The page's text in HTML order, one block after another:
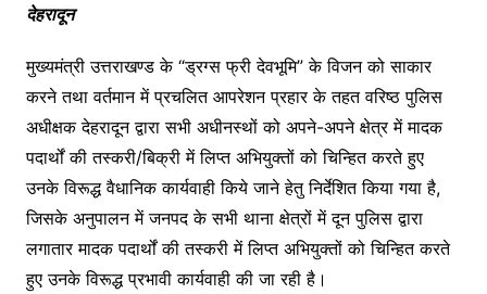
c
e
b
o
o
k
er l
s
A
p
p
s
e
n
g
er
gr
a
m
e
देहरादून
मुख्यमंत्री उत्तराखण्ड के “ड्रग्स फ्री देवभूमि” के विजन को साकार
करने तथा वर्तमान में प्रचलित आपरेशन प्रहार के तहत वरिष्ठ पुलिस
अधीक्षक देहरादून द्वारा सभी अधीनस्थों को अपने-अपने क्षेत्र में मादक
पदार्थों की तस्करी/बिक्री में लिप्त अभियुक्तों को चिन्हित करते हुए
उनके विरूद्ध वैधानिक कार्यवाही किये जाने हेतु निर्देशित किया गया है,
जिसके अनुपालन में जनपद के सभी थाना क्षेत्रों में दून पुलिस द्वारा
लगातार मादक पदार्थों की तस्करी में लिप्त अभियुक्तों को चिन्हित करते
हुए उनके विरूद्ध प्रभावी कार्यवाही की जा रही है।